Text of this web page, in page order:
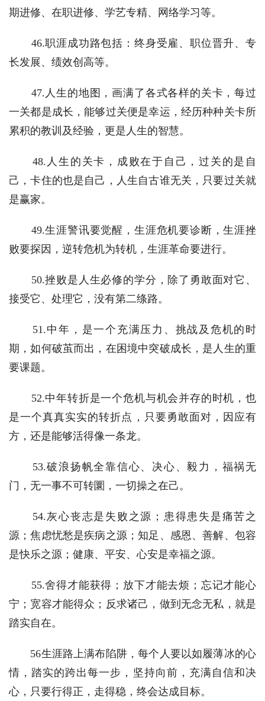
期进修、在职进修、学艺专精、网络学习等。
46.职涯成功路包括：终身受雇、职位晋升、专
长发展、绩效创高等。
47.人生的地图，画满了各式各样的关卡，每过
一关都是成长，能够过关便是幸运，经历种种关卡所
累积的教训及经验，更是人生的智慧。
48.人生的关卡，成败在于自己，过关的是自
己，卡住的也是自己，人生自古谁无关，只要过关就
是赢家。
49.生涯警讯要觉醒，生涯危机要诊断，生涯挫
败要探因，逆转危机为转机，生涯革命要进行。
50.挫败是人生必修的学分，除了勇敢面对它、
接受它、处理它，没有第二绦路。
51.中年，是一个充满压力、挑战及危机的时
期，如何破茧而出，在困境中突破成长，是人生的重
要课题。
52.中年转折是一个危机与机会并存的时机，也
是一个真真实实的转折点，只要勇敢面对，因应有
方，还是能够活得像一条龙。
53.破浪扬帆全靠信心、决心、毅力，福祸无
门，无一事不可转圜，一切操之在己。
54.灰心丧志是失败之源；患得患失是痛苦之
源；焦虑忧愁是疾病之源；知足、感恩、善解、包容
是快乐之源；健康、平安、心安是幸福之源。
55.舍得才能获得；放下才能去烦；忘记才能心
宁；宽容才能得众；反求诸己，做到无念无私，就是
踏实自在。
56生涯路上满布陷阱，每个人要以如履薄冰的心
情，踏实的跨出每一步，坚持向前，充满自信和决
心，只要行得正，走得稳，终会达成目标。